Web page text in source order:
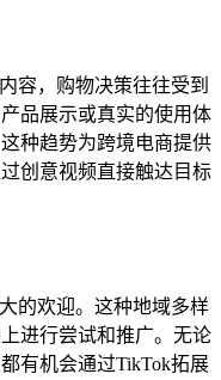
容，购物决策往往受到
品展示或真实的使用体
种趋势为跨境电商提供
创意视频直接触达目标
的欢迎。这种地域多样
进行尝试和推广。无论
有机会通过TikTok拓展